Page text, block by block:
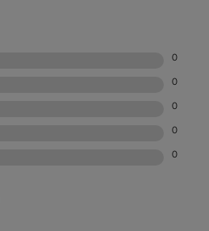
0
0
0
0
0